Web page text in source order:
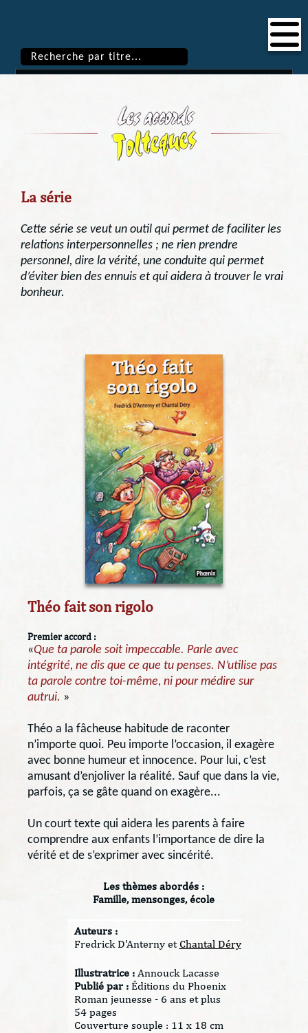
La série
Cette série se veut un outil qui permet de faciliter les
relations interpersonnelles ; ne rien prendre
personnel, dire la vérité, une conduite qui permet
d’éviter bien des ennuis et qui aidera à trouver le vrai
bonheur.
Théo fait son rigolo
Premier accord :
«Que ta parole soit impeccable. Parle avec
intégrité, ne dis que ce que tu penses. N’utilise pas
ta parole contre toi-même, ni pour médire sur
autrui. »
Théo a la fâcheuse habitude de raconter
n’importe quoi. Peu importe l’occasion, il exagère
avec bonne humeur et innocence. Pour lui, c’est
amusant d’enjoliver la réalité. Sauf que dans la vie,
parfois, ça se gâte quand on exagère...
Un court texte qui aidera les parents à faire
comprendre aux enfants l’importance de dire la
vérité et de s’exprimer avec sincérité.
Les thèmes abordés :
Famille, mensonges, école
Auteurs :
Fredrick D'Anterny et Chantal Déry
Illustratrice :Annouck Lacasse
Publié par : Éditions du Phoenix
Roman jeunesse - 6 ans et plus
54 pages
Couverture souple : 11 x 18 cm